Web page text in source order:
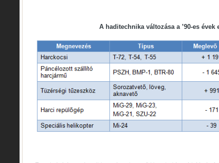
A haditechnika változása a ’90-es évek